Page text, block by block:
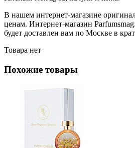
В нашем интернет-магазине
ценам. Интернет-магазин
будет доставлен вам по Москве в
Товара нет
Похожие товары